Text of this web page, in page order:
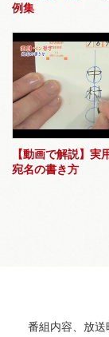
例集
【動画で解説】実
宛名の書き方
番組内容、放